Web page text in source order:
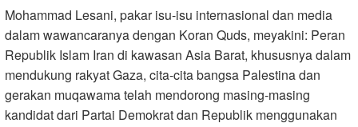
Mohammad Lesani, pakar isu-isu internasional dan media
dalam wawancaranya dengan Koran Quds, meyakini: Peran
Republik Islam Iran di kawasan Asia Barat, khususnya dalam
mendukung rakyat Gaza, cita-cita bangsa Palestina dan
gerakan muqawama telah mendorong masing-masing
kandidat dari Partai Demokrat dan Republik menggunakan